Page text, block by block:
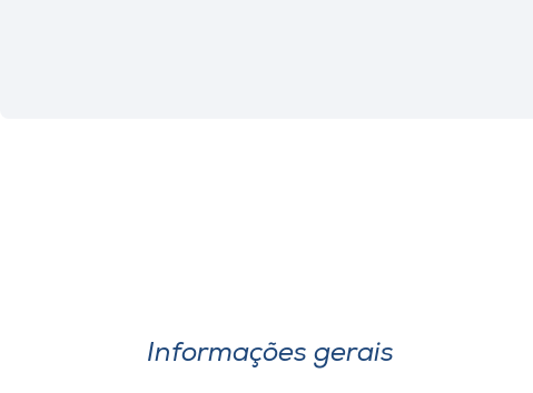
Informações gerais